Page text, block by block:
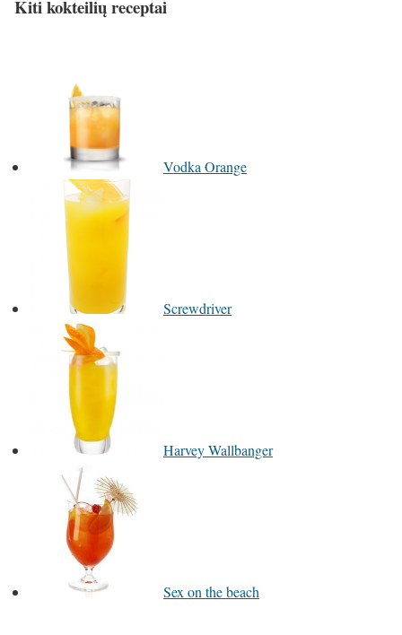
Kiti kokteilių receptai
Vodka Orange
Screwdriver
Harvey Wallbanger
Sex on the beach